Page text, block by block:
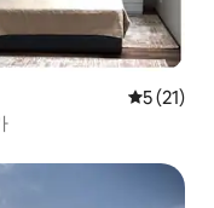
평점 5점
5 (21)